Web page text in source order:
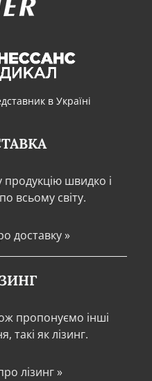
в Україні
швидко і
всьому світу.
доставку »
пропонуємо інші
такі як лізинг.
лізинг »